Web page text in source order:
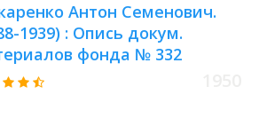
Антон Семенович.
1939) : Опись докум.
фонда № 332